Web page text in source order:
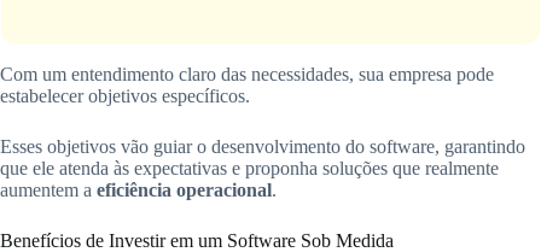
Com um entendimento claro das necessidades, sua empresa pode
estabelecer objetivos específicos.
Esses objetivos vão guiar o desenvolvimento do software, garantindo
que ele atenda às expectativas e proponha soluções que realmente
aumentem a eficiência operacional.
Benefícios de Investir em um Software Sob Medida